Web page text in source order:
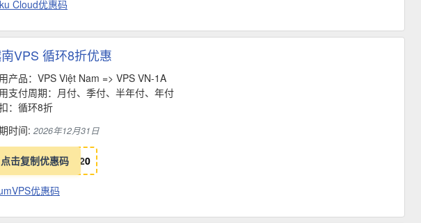
Cloud优惠码
VPS 循环8折优惠
产品：VPS Việt Nam => VPS VN-1A
支付周期：月付、季付、半年付、年付
：循环8折
时间: 2026年12月31日
点击复制优惠码 20
优惠码